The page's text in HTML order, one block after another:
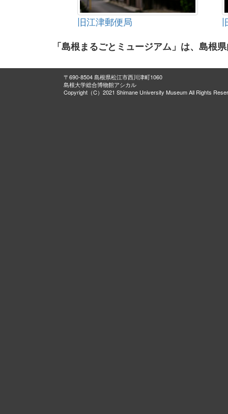
旧江津郵便局
「島根まるごとミュージアム」は、島根
〒690-8504 島根県松江市西川津町1060
島根大学総合博物館アシカル
Copyright（C）2021 Shimane University Museum All Rights